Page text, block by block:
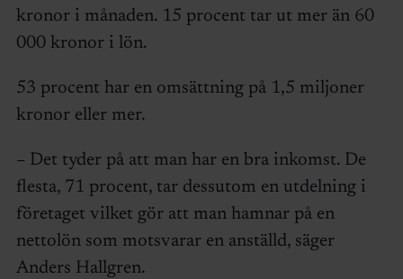
kronor i månaden. 15 procent tar ut mer än 60
000 kronor i lön.
53 procent har en omsättning på 1,5 miljoner
kronor eller mer.
– Det tyder på att man har en bra inkomst. De
flesta, 71 procent, tar dessutom en utdelning i
företaget vilket gör att man hamnar på en
nettolön som motsvarar en anställd, säger
Anders Hallgren.